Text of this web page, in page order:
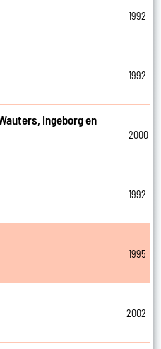
1992
1992
Ingeborg en
2000
1992
1995
2002